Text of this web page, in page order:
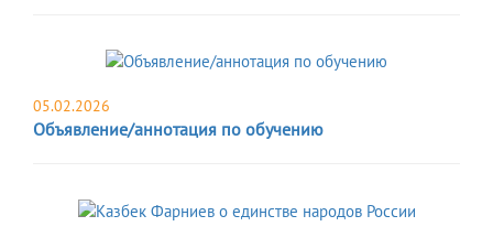
05.02.2026
Объявление/аннотация по обучению